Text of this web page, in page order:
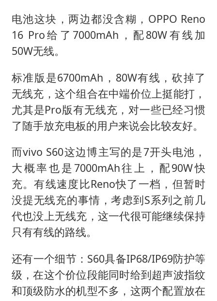
电池这块，两边都没含糊，OPPO Reno
16 Pro给了7000mAh，配80W有线加
50W无线。
标准版是6700mAh，80W有线，砍掉了
无线充，这个组合在中端价位上挺能打，
尤其是Pro版有无线充，对一些已经习惯
了随手放充电板的用户来说会比较友好。
而vivo S60这边博主写的是7开头电池，
大概率也是7000mAh往上，配90W快
充。有线速度比Reno快了一档，但暂时
没提无线充的事情，考虑到S系列之前几
代也没上无线充，这一代很可能继续保持
只有有线的路线。
还有一个细节：S60具备IP68/IP69防护等
级，在这个价位段能同时给到超声波指纹
和顶级防水的机型不多，这两个配置放在